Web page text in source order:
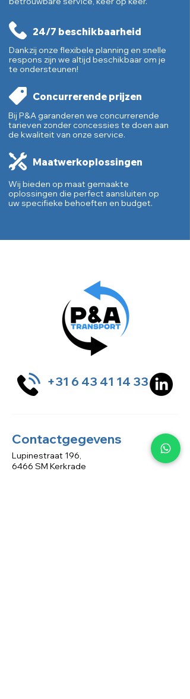
24/7 beschikbaarheid
Dankzij onze flexibele planning en snelle
respons zijn we altijd beschikbaar om je
te ondersteunen!
Concurrerende prijzen
Bij P&A garanderen we concurrerende
tarieven zonder concessies te doen aan
de kwaliteit van onze service.
Maatwerkoplossingen
Wij bieden op maat gemaakte
oplossingen die perfect aansluiten op
uw specifieke behoeften en budget.
+31 6 43 41 14 33
Contactgegevens
Lupinestraat 196,
6466 SM Kerkrade